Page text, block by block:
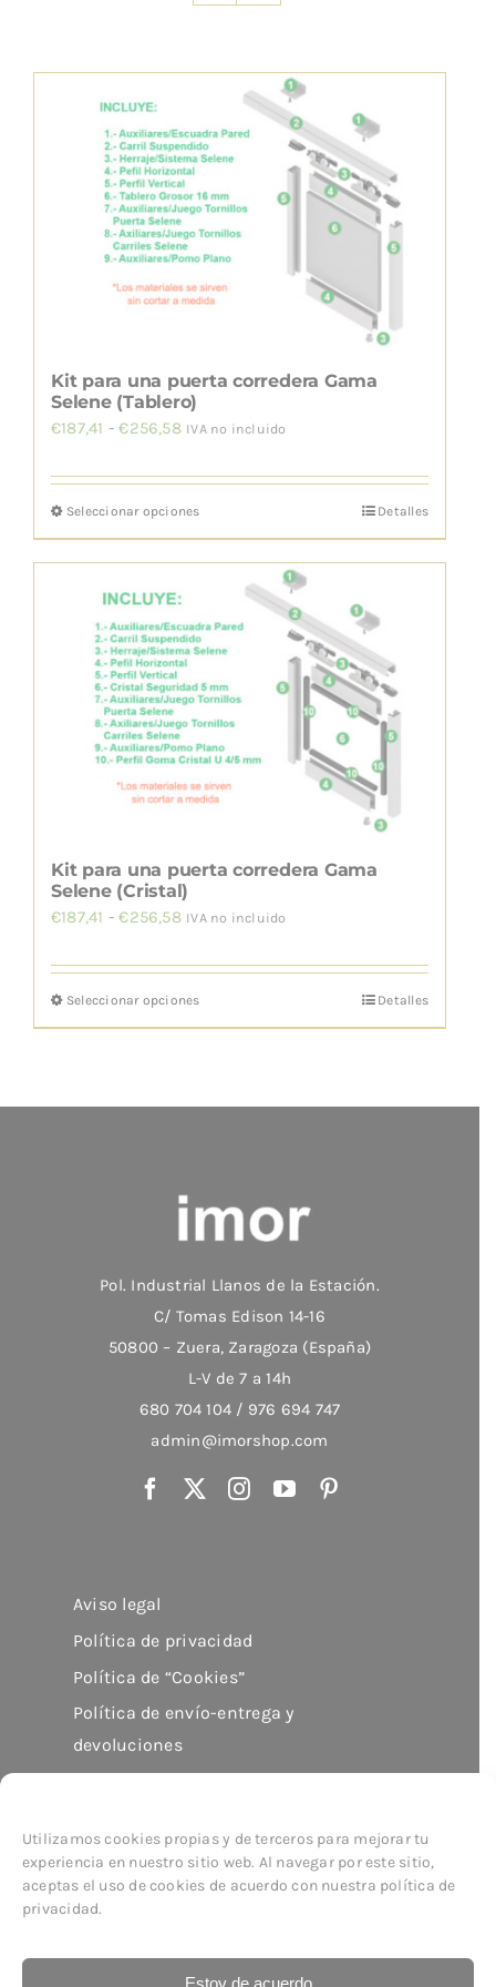
Utilizamos cookies propias y de terceros para mejorar tu
experiencia en nuestro sitio web. Al navegar por este sitio,
aceptas el uso de cookies de acuerdo con nuestra política de
privacidad.
Estoy de acuerdo
Kit para una puerta corredera Gama
Selene (Tablero)
€187,41 - €256,58Rango
precios:
desde
IVA no incluido
Seleccionar opcionesEste
producto
múltiples
variantes.
opciones
se
pueden
elegir
de
Detalles
Kit para una puerta corredera Gama
Selene (Cristal)
€187,41 - €256,58Rango
precios:
desde
€256,58
IVA no incluido
Seleccionar opcionesEste
se
elegir
en
la
página
de
producto
Detalles
Pol. Industrial Llanos de la Estación.
C/ Tomas Edison 14-16
50800 – Zuera, Zaragoza (España)
L-V de 7 a 14h
680 704 104 / 976 694 747
admin@imorshop.com
Aviso legal
Política de privacidad
Política de “Cookies”
Política de envío-entrega y
devoluciones
© Copyright 2026imor| All Rights Reserved